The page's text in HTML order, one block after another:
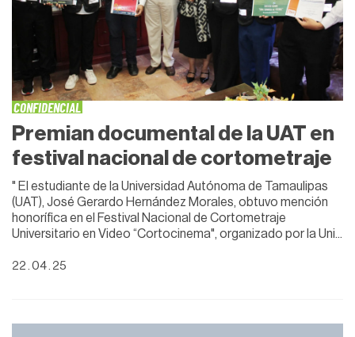
CONFIDENCIAL
Premian documental de la UAT en
festival nacional de cortometraje
" El estudiante de la Universidad Autónoma de Tamaulipas
(UAT), José Gerardo Hernández Morales, obtuvo mención
honorífica en el Festival Nacional de Cortometraje
Universitario en Video “Cortocinema", organizado por la Uni...
22 . 04 . 25